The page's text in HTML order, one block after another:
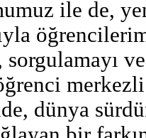
ile de,
dünya